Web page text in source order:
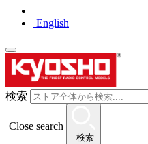
English
検索
Close search
検索